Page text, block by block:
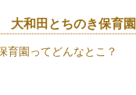
大和田とちのき保育園
育園ってどんなとこ？